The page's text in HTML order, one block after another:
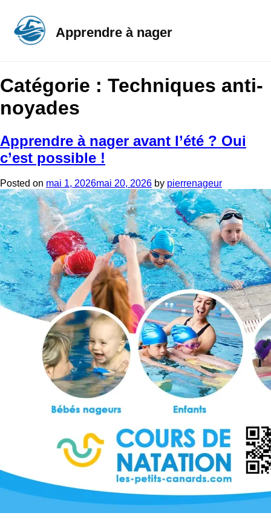
Apprendre à nager
Catégorie : Techniques anti-
noyades
Apprendre à nager avant l’été ? Oui
c’est possible !
Posted on mai 1, 2026mai 20, 2026 by pierrenageur